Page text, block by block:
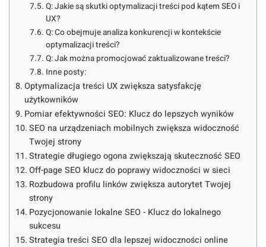
Q: Jakie są skutki optymalizacji treści pod kątem SEO i
UX?
Q: Co obejmuje analiza konkurencji w kontekście
optymalizacji treści?
Q: Jak można promocjować zaktualizowane treści?
Inne posty:
Optymalizacja treści UX zwiększa satysfakcję
użytkowników
Pomiar efektywności SEO: Klucz do lepszych wyników
SEO na urządzeniach mobilnych zwiększa widoczność
Twojej strony
Strategie długiego ogona zwiększają skuteczność SEO
Off-page SEO klucz do poprawy widoczności w sieci
Rozbudowa profilu linków zwiększa autorytet Twojej
strony
Pozycjonowanie lokalne SEO - Klucz do lokalnego
sukcesu
Strategia treści SEO dla lepszej widoczności online